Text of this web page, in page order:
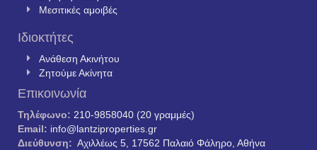
Μεσιτικές αμοιβές
Ιδιοκτήτες
Ανάθεση Ακινήτου
Ζητούμε Ακίνητα
Επικοινωνία
Τηλέφωνο: 210-9858040 (20 γραμμές)
Email: info@lantziproperties.gr
Διεύθυνση: Αχιλλέως 5, 17562 Παλαιό Φάληρο, Αθήνα